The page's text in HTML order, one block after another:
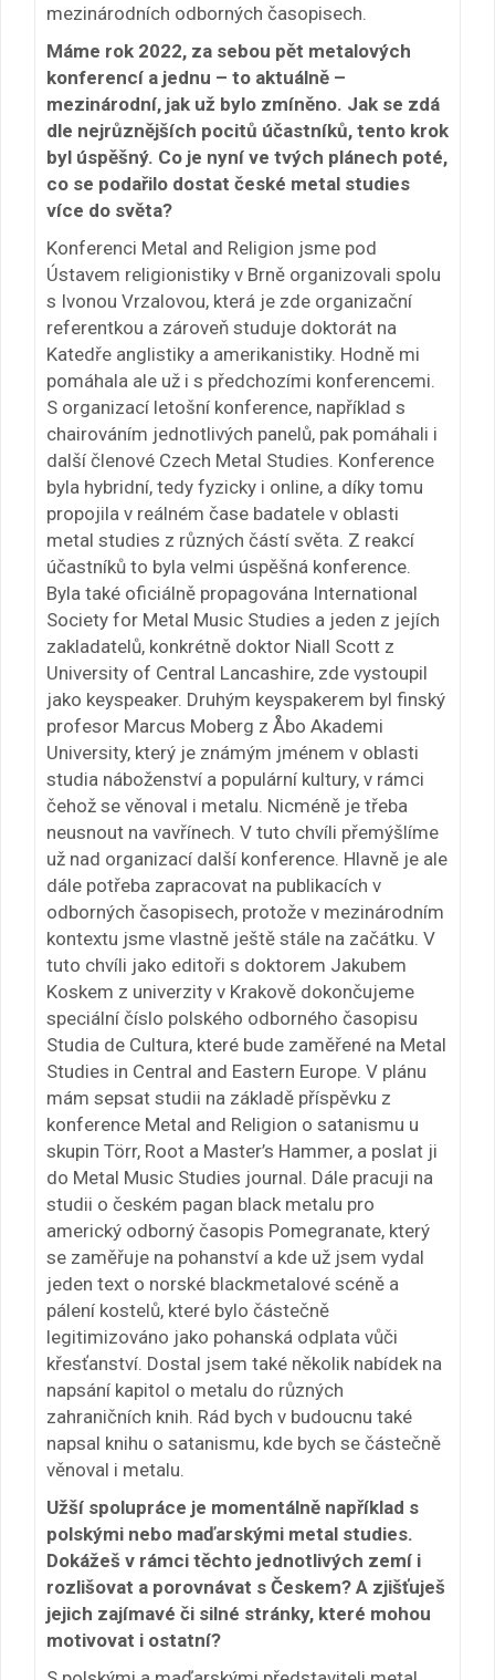
mezinárodních odborných časopisech.
Máme rok 2022, za sebou pět metalových
konferencí a jednu – to aktuálně –
mezinárodní, jak už bylo zmíněno. Jak se zdá
dle nejrůznějších pocitů účastníků, tento krok
byl úspěšný. Co je nyní ve tvých plánech poté,
co se podařilo dostat české metal studies
více do světa?
Konferenci Metal and Religion jsme pod
Ústavem religionistiky v Brně organizovali spolu
s Ivonou Vrzalovou, která je zde organizační
referentkou a zároveň studuje doktorát na
Katedře anglistiky a amerikanistiky. Hodně mi
pomáhala ale už i s předchozími konferencemi.
S organizací letošní konference, například s
chairováním jednotlivých panelů, pak pomáhali i
další členové Czech Metal Studies. Konference
byla hybridní, tedy fyzicky i online, a díky tomu
propojila v reálném čase badatele v oblasti
metal studies z různých částí světa. Z reakcí
účastníků to byla velmi úspěšná konference.
Byla také oficiálně propagována International
Society for Metal Music Studies a jeden z jejích
zakladatelů, konkrétně doktor Niall Scott z
University of Central Lancashire, zde vystoupil
jako keyspeaker. Druhým keyspakerem byl finský
profesor Marcus Moberg z Åbo Akademi
University, který je známým jménem v oblasti
studia náboženství a populární kultury, v rámci
čehož se věnoval i metalu. Nicméně je třeba
neusnout na vavřínech. V tuto chvíli přemýšlíme
už nad organizací další konference. Hlavně je ale
dále potřeba zapracovat na publikacích v
odborných časopisech, protože v mezinárodním
kontextu jsme vlastně ještě stále na začátku. V
tuto chvíli jako editoři s doktorem Jakubem
Koskem z univerzity v Krakově dokončujeme
speciální číslo polského odborného časopisu
Studia de Cultura, které bude zaměřené na Metal
Studies in Central and Eastern Europe. V plánu
mám sepsat studii na základě příspěvku z
konference Metal and Religion o satanismu u
skupin Törr, Root a Master’s Hammer, a poslat ji
do Metal Music Studies journal. Dále pracuji na
studii o českém pagan black metalu pro
americký odborný časopis Pomegranate, který
se zaměřuje na pohanství a kde už jsem vydal
jeden text o norské blackmetalové scéně a
pálení kostelů, které bylo částečně
legitimizováno jako pohanská odplata vůči
křesťanství. Dostal jsem také několik nabídek na
napsání kapitol o metalu do různých
zahraničních knih. Rád bych v budoucnu také
napsal knihu o satanismu, kde bych se částečně
věnoval i metalu.
Užší spolupráce je momentálně například s
polskými nebo maďarskými metal studies.
Dokážeš v rámci těchto jednotlivých zemí i
rozlišovat a porovnávat s Českem? A zjišťuješ
jejich zajímavé či silné stránky, které mohou
motivovat i ostatní?